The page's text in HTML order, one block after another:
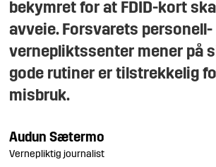
bekymret for at FDID-kort
avveie. Forsvarets personell-
vernepliktssenter mener på
gode rutiner er tilstrekkelig
misbruk.
Audun Sætermo
Vernepliktig journalist